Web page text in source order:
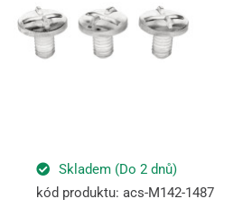
Skladem (Do 2 dnů)
kód produktu: acs-M142-1487